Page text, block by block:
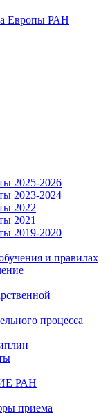
Европы РАН
2025-2026
2023-2024
2022
2021
2019-2020
и правилах
процесса
РАН
приема